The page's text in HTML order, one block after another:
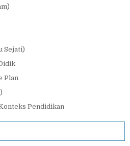
Sejati)
Plan
Pendidikan